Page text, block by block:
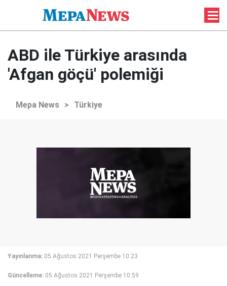
ABD ile Türkiye arasında
'Afgan göçü' polemiği
Mepa News > Türkiye
Yayınlanma: 05 Ağustos 2021 Perşembe 10:23
Güncelleme: 05 Ağustos 2021 Perşembe 10:59